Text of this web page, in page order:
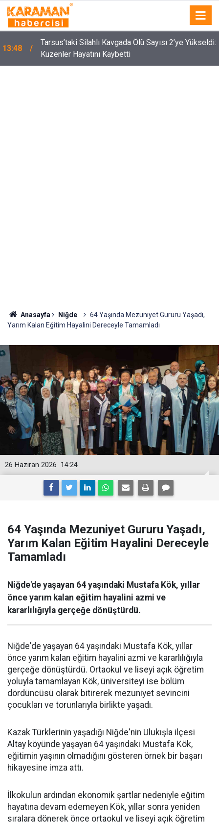
13:48
Tarsus’taki Silahlı Kavgada Ölü Sayısı 2’ye Yükseldi:
Kuzenler Hayatını Kaybetti
Anasayfa Niğde
64 Yaşında Mezuniyet Gururu Yaşadı,
Yarım Kalan Eğitim Hayalini Dereceyle Tamamladı
14:24
26 Haziran 2026
64 Yaşında Mezuniyet Gururu Yaşadı,
Yarım Kalan Eğitim Hayalini Dereceyle
Tamamladı
Niğde'de yaşayan 64 yaşındaki Mustafa Kök, yıllar
önce yarım kalan eğitim hayalini azmi ve
kararlılığıyla gerçeğe dönüştürdü.
Niğde'de yaşayan 64 yaşındaki Mustafa Kök, yıllar
önce yarım kalan eğitim hayalini azmi ve kararlılığıyla
gerçeğe dönüştürdü. Ortaokul ve liseyi açık öğretim
yoluyla tamamlayan Kök, üniversiteyi ise bölüm
dördüncüsü olarak bitirerek mezuniyet sevincini
çocukları ve torunlarıyla birlikte yaşadı.
Kazak Türklerinin yaşadığı Niğde'nin Ulukışla ilçesi
Altay köyünde yaşayan 64 yaşındaki Mustafa Kök,
eğitimin yaşının olmadığını gösteren örnek bir başarı
hikayesine imza attı.
İlkokulun ardından ekonomik şartlar nedeniyle eğitim
hayatına devam edemeyen Kök, yıllar sonra yeniden
sıralara dönerek önce ortaokul ve liseyi açık öğretim